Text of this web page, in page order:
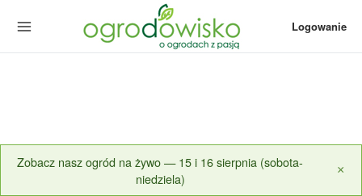
Logowanie
Zobacz nasz ogród na żywo — 15 i 16 sierpnia (sobota-
niedziela)
×